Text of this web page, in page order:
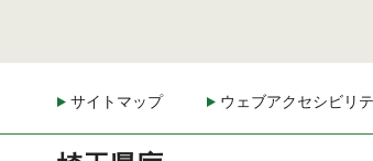
サイトマップ ウェブアクセシビリ